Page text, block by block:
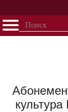
Открыть -